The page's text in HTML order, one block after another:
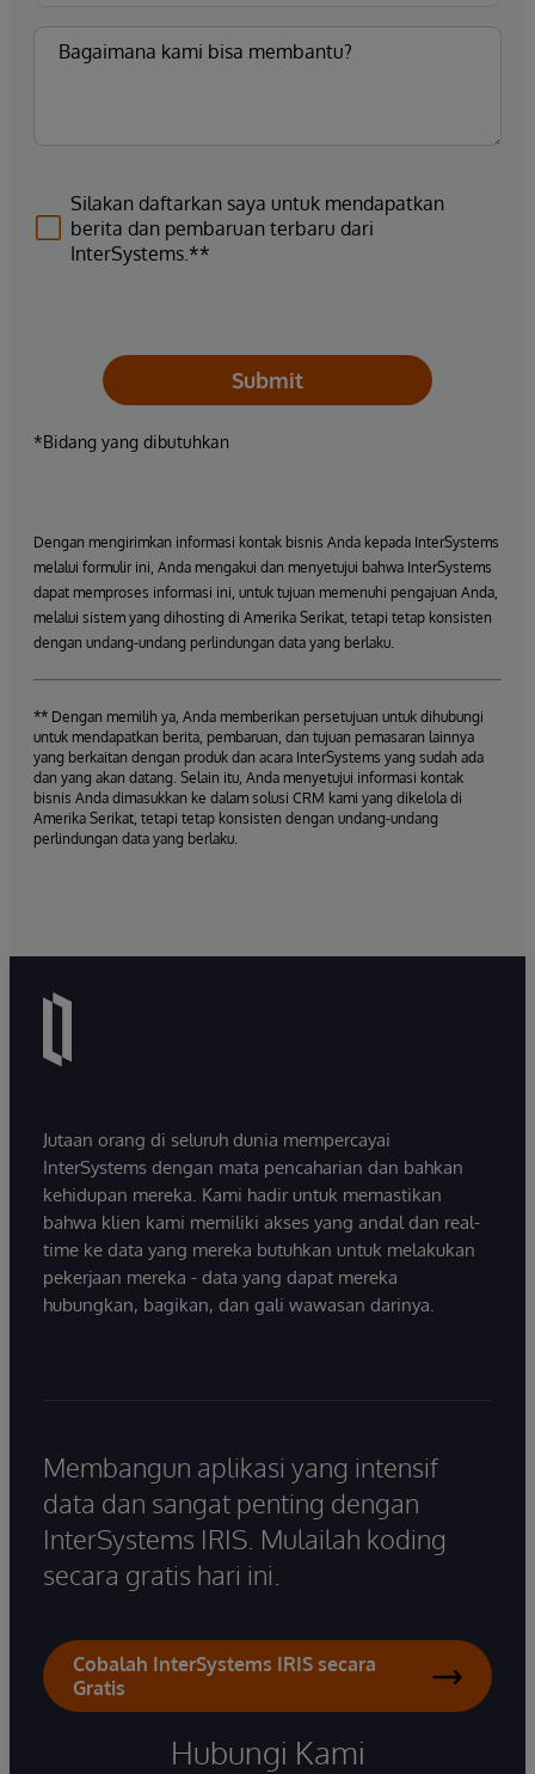
Silakan daftarkan saya untuk mendapatkan
berita dan pembaruan terbaru dari
InterSystems.**
Submit
*Bidang yang dibutuhkan
Dengan mengirimkan informasi kontak bisnis Anda kepada InterSystems
melalui formulir ini, Anda mengakui dan menyetujui bahwa InterSystems
dapat memproses informasi ini, untuk tujuan memenuhi pengajuan Anda,
melalui sistem yang dihosting di Amerika Serikat, tetapi tetap konsisten
dengan undang-undang perlindungan data yang berlaku.
** Dengan memilih ya, Anda memberikan persetujuan untuk dihubungi
untuk mendapatkan berita, pembaruan, dan tujuan pemasaran lainnya
yang berkaitan dengan produk dan acara InterSystems yang sudah ada
dan yang akan datang. Selain itu, Anda menyetujui informasi kontak
bisnis Anda dimasukkan ke dalam solusi CRM kami yang dikelola di
Amerika Serikat, tetapi tetap konsisten dengan undang-undang
perlindungan data yang berlaku.
Jutaan orang di seluruh dunia mempercayai
InterSystems dengan mata pencaharian dan bahkan
kehidupan mereka. Kami hadir untuk memastikan
bahwa klien kami memiliki akses yang andal dan real-
time ke data yang mereka butuhkan untuk melakukan
pekerjaan mereka - data yang dapat mereka
hubungkan, bagikan, dan gali wawasan darinya.
Membangun aplikasi yang intensif
data dan sangat penting dengan
InterSystems IRIS. Mulailah koding
secara gratis hari ini.
Cobalah InterSystems IRIS secara
Gratis
Hubungi Kami